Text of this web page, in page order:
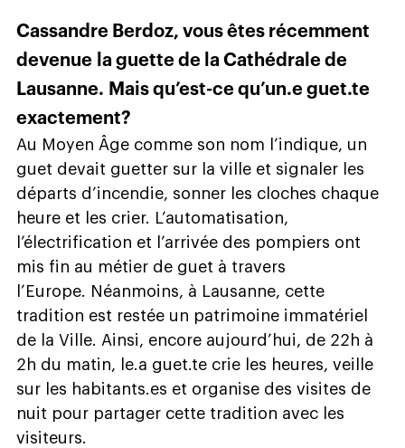
Cassandre Berdoz, vous êtes récemment
devenue la guette de la Cathédrale de
Lausanne. Mais qu’est-ce qu’un.e guet.te
exactement?
Au Moyen Âge comme son nom l’indique, un
guet devait guetter sur la ville et signaler les
départs d’incendie, sonner les cloches chaque
heure et les crier. L’automatisation,
l’électrification et l’arrivée des pompiers ont
mis fin au métier de guet à travers
l’Europe. Néanmoins, à Lausanne, cette
tradition est restée un patrimoine immatériel
de la Ville. Ainsi, encore aujourd’hui, de 22h à
2h du matin, le.a guet.te crie les heures, veille
sur les habitants.es et organise des visites de
nuit pour partager cette tradition avec les
visiteurs.